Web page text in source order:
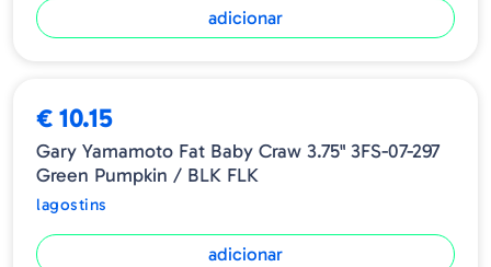
adicionar
€ 10.15
Gary Yamamoto Fat Baby Craw 3.75" 3FS-07-297
Green Pumpkin / BLK FLK
lagostins
adicionar